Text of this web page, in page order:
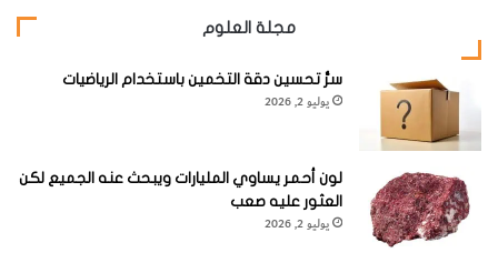
تُرى هذه البُويمة
نهاراً على الأرجح
أكثر من أنواع البُوم
الأخرى، حين يدلّ
الاحتشاد الصاخب لطيور صغيرة مختلفة على وُجودها.
بَ
ر
ب
د
ه
ن
يّ
مجلة العلوم
سرُّ تحسين دقة التخمين باستخدام الرياضيات
يوليو 2, 2026
لون أحمر يساوي المليارات ويبحث عنه الجميع لكن
العثور عليه صعب
يوليو 2, 2026